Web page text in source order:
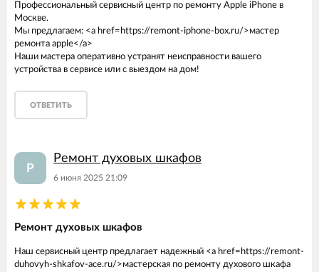
Профессиональный сервисный центр по ремонту Apple iPhone в
Москве.
Мы предлагаем: <a href=https://remont-iphone-box.ru/>мастер
ремонта apple</a>
Наши мастера оперативно устранят неисправности вашего
устройства в сервисе или с выездом на дом!
ОТВЕТИТЬ
Р
Ремонт духовых шкафов
6 июня 2025 21:09
Ремонт духовых шкафов
Наш сервисный центр предлагает надежный <a href=https://remont-
duhovyh-shkafov-ace.ru/>мастерская по ремонту духового шкафа